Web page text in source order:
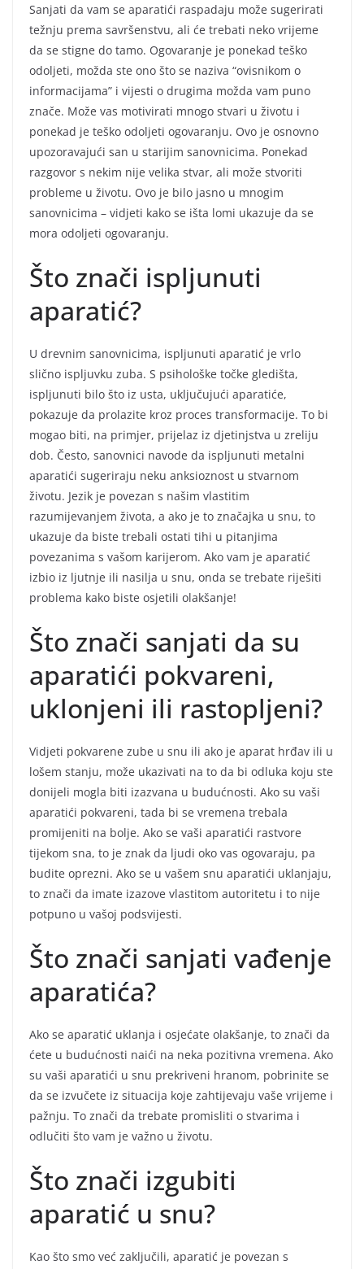
Sanjati da vam se aparatići raspadaju može sugerirati
težnju prema savršenstvu, ali će trebati neko vrijeme
da se stigne do tamo. Ogovaranje je ponekad teško
odoljeti, možda ste ono što se naziva “ovisnikom o
informacijama” i vijesti o drugima možda vam puno
znače. Može vas motivirati mnogo stvari u životu i
ponekad je teško odoljeti ogovaranju. Ovo je osnovno
upozoravajući san u starijim sanovnicima. Ponekad
razgovor s nekim nije velika stvar, ali može stvoriti
probleme u životu. Ovo je bilo jasno u mnogim
sanovnicima – vidjeti kako se išta lomi ukazuje da se
mora odoljeti ogovaranju.
Što znači ispljunuti
aparatić?
U drevnim sanovnicima, ispljunuti aparatić je vrlo
slično ispljuvku zuba. S psihološke točke gledišta,
ispljunuti bilo što iz usta, uključujući aparatiće,
pokazuje da prolazite kroz proces transformacije. To bi
mogao biti, na primjer, prijelaz iz djetinjstva u zreliju
dob. Često, sanovnici navode da ispljunuti metalni
aparatići sugeriraju neku anksioznost u stvarnom
životu. Jezik je povezan s našim vlastitim
razumijevanjem života, a ako je to značajka u snu, to
ukazuje da biste trebali ostati tihi u pitanjima
povezanima s vašom karijerom. Ako vam je aparatić
izbio iz ljutnje ili nasilja u snu, onda se trebate riješiti
problema kako biste osjetili olakšanje!
Što znači sanjati da su
aparatići pokvareni,
uklonjeni ili rastopljeni?
Vidjeti pokvarene zube u snu ili ako je aparat hrđav ili u
lošem stanju, može ukazivati na to da bi odluka koju ste
donijeli mogla biti izazvana u budućnosti. Ako su vaši
aparatići pokvareni, tada bi se vremena trebala
promijeniti na bolje. Ako se vaši aparatići rastvore
tijekom sna, to je znak da ljudi oko vas ogovaraju, pa
budite oprezni. Ako se u vašem snu aparatići uklanjaju,
to znači da imate izazove vlastitom autoritetu i to nije
potpuno u vašoj podsvijesti.
Što znači sanjati vađenje
aparatića?
Ako se aparatić uklanja i osjećate olakšanje, to znači da
ćete u budućnosti naići na neka pozitivna vremena. Ako
su vaši aparatići u snu prekriveni hranom, pobrinite se
da se izvučete iz situacija koje zahtijevaju vaše vrijeme i
pažnju. To znači da trebate promisliti o stvarima i
odlučiti što vam je važno u životu.
Što znači izgubiti
aparatić u snu?
Kao što smo već zaključili, aparatić je povezan s